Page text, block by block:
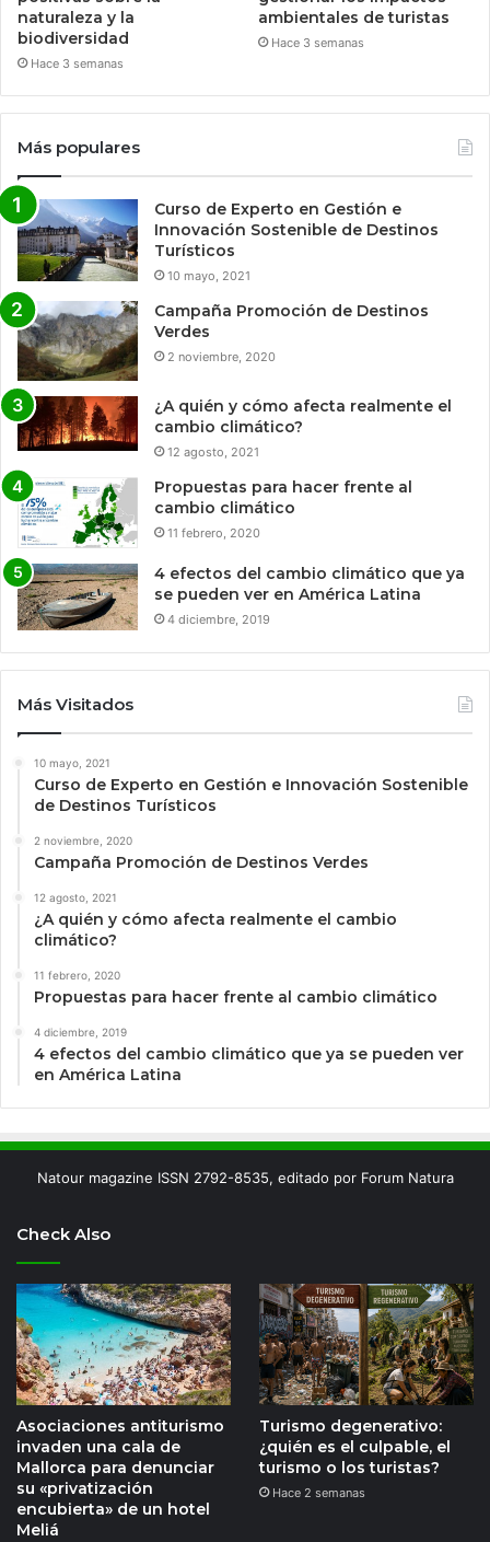
naturaleza y la
biodiversidad
Hace 3 semanas
ambientales de turistas
Hace 3 semanas
Más populares
Curso de Experto en Gestión e
Innovación Sostenible de Destinos
Turísticos
10 mayo, 2021
Campaña Promoción de Destinos
Verdes
2 noviembre, 2020
¿A quién y cómo afecta realmente el
cambio climático?
12 agosto, 2021
Propuestas para hacer frente al
cambio climático
11 febrero, 2020
4 efectos del cambio climático que ya
se pueden ver en América Latina
4 diciembre, 2019
Más Visitados
10 mayo, 2021
Curso de Experto en Gestión e Innovación Sostenible
de Destinos Turísticos
2 noviembre, 2020
Campaña Promoción de Destinos Verdes
12 agosto, 2021
¿A quién y cómo afecta realmente el cambio
climático?
11 febrero, 2020
Propuestas para hacer frente al cambio climático
4 diciembre, 2019
4 efectos del cambio climático que ya se pueden ver
en América Latina
Natour magazine ISSN 2792-8535, editado por Forum Natura
Check Also
Asociaciones antiturismo
invaden una cala de
Mallorca para denunciar
su «privatización
encubierta» de un hotel
Meliá
Turismo degenerativo:
¿quién es el culpable, el
turismo o los turistas?
Hace 2 semanas